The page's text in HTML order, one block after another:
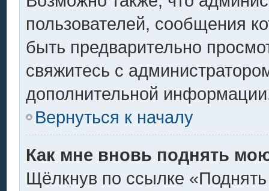
пользователей, сообщения
быть предварительно
свяжитесь с
дополнительной
Вернуться к началу
Как мне вновь поднять
Щёлкнув по ссылке